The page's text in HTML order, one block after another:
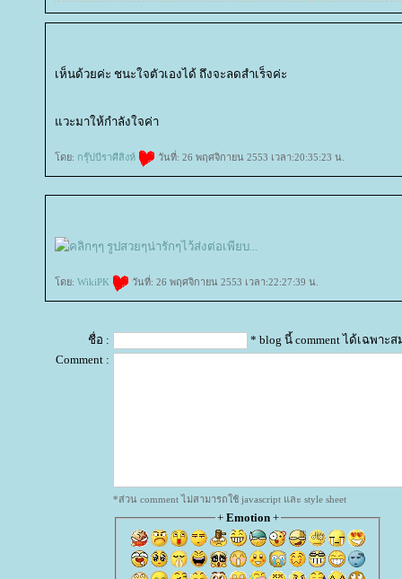
เห็นด้วยค่ะ ชนะใจตัวเองได้ ถึงจะลดสำเร็จค่ะ
วะมาให้กำลังใจค่า
ดย: กรุ๊ปบีราศีสิงห์ วันที่: 26 พฤศจิกายน 2553 เวลา:20:35:23 น.
ดย: WikiPK วันที่: 26 พฤศจิกายน 2553 เวลา:22:27:39 น.
ชื่อ :
* blog นี้ comment ได้เฉพาะ
Comment :
*ส่วน comment ไม่สามารถใช้ javascript และ style sheet
+ Emotion+